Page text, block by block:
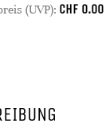
(UVP): CHF 0.00